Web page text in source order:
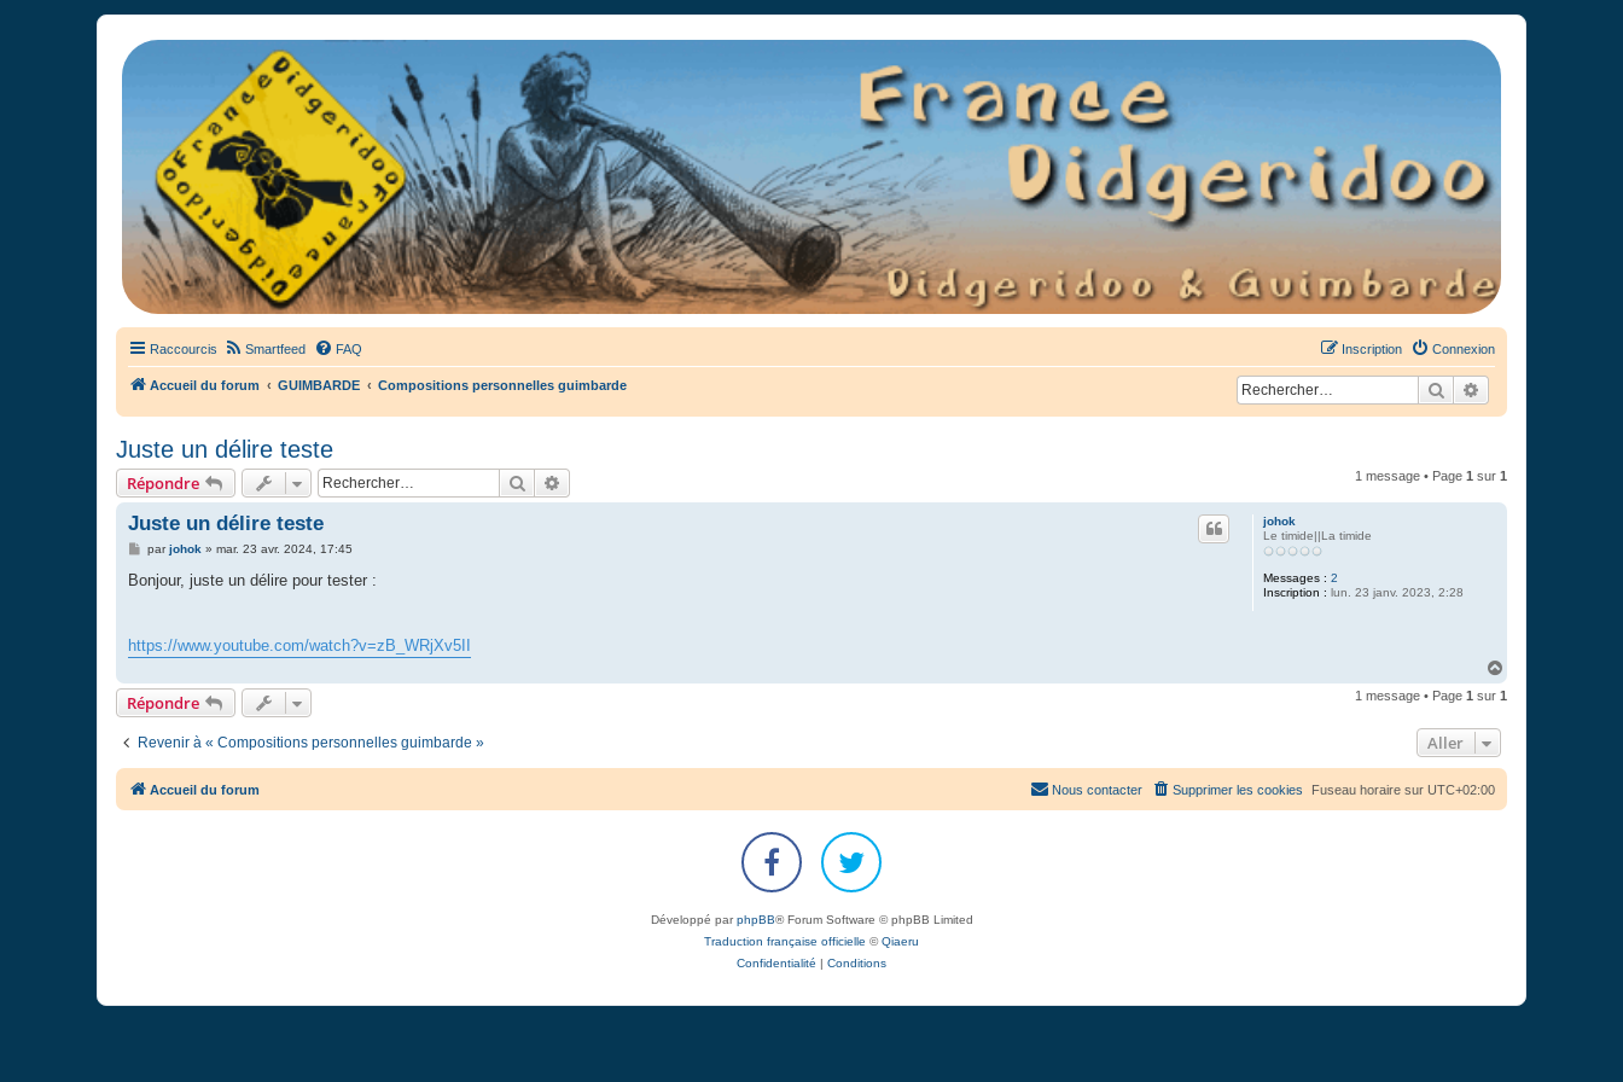
France Didgeridoo
Didgeridoo et Guimbarde sur France Didgeridoo - retrouvez la communauté.
Raccourcis Smartfeed FAQ Connexion
Inscription
Accueil du forum GUIMBARDE Compositions personnelles guimbarde Rechercher
Juste un délire teste
Répondre Rechercher 1 message • Page 1 sur 1
johok
Le timide||La timide
Messages : 2
Inscription : lun. 23 janv. 2023, 2:28
Juste un délire teste
M
s
parjohok » mar. 23 avr. 2024, 17:45
Bonjour, juste un délire pour tester :
https://www.youtube.com/watch?v=zB_WRjXv5II
u
Répondre 1 message • Page 1 sur 1
Revenir à « Compositions personnelles guimbarde » Aller
Accueil du forum Fuseau horaire sur UTC+02:00
Supprimer les cookies
Nous contacter
Développé parphpBB® Forum Software © phpBB Limited
Traduction française officielle ©Qiaeru
Confidentialité | Conditions